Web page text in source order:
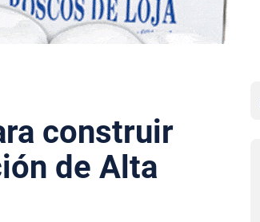
construir
de Alta